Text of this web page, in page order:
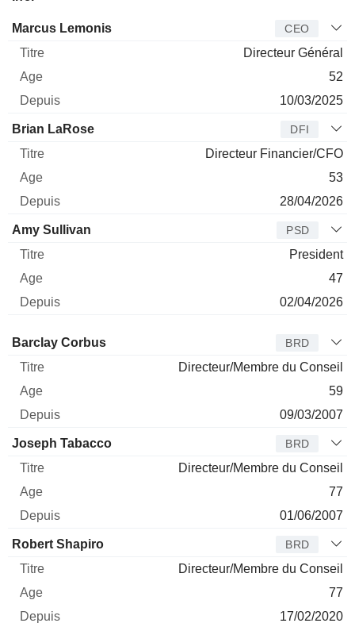
Dirigeant Titre Age
Marcus Lemonis CEO
Directeur Général
52
10/03/2025
Brian LaRose DFI
Directeur Financier/CFO
53
28/04/2026
Amy Sullivan PSD
President
47
02/04/2026
Administrateur Titre
Barclay Corbus BRD
Directeur/Membre du Conseil
59
09/03/2007
Joseph Tabacco BRD
Directeur/Membre du Conseil
77
01/06/2007
Robert Shapiro BRD
Directeur/Membre du Conseil
77
17/02/2020